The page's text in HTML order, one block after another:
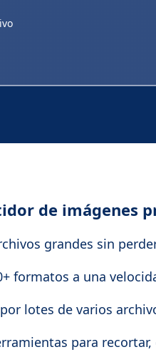
de imágenes
grandes sin
formatos a una
lotes de varios
para